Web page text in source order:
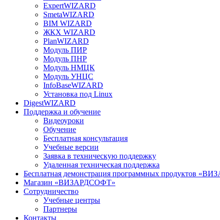
ExpertWIZARD
SmetaWIZARD
BIM WIZARD
ЖКХ WIZARD
PlanWIZARD
Модуль ПИР
Модуль ПНР
Модуль НМЦК
Модуль УНЦС
InfoBaseWIZARD
Установка под Linux
DigestWIZARD
Поддержка и обучение
Видеоуроки
Обучение
Бесплатная консультация
Учебные версии
Заявка в техническую поддержку
Удаленная техническая поддержка
Бесплатная демонстрация программных продуктов
Магазин «ВИЗАРДСОФТ»
Сотрудничество
Учебные центры
Партнеры
Контакты